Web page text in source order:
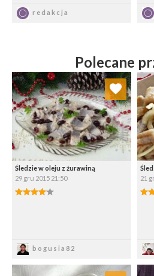
redakcja
Polecane
Śledzie w oleju z żurawiną
29 gru 2015 21:50
bogusia82
Dodaj do ulubionych
Wybierz listę:
21
Dodaj do ulubionych